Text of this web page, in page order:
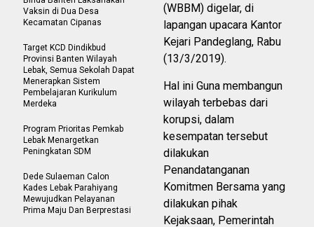
(WBBM) digelar, di
lapangan upacara Kantor
Kejari Pandeglang, Rabu
(13/3/2019).
Hal ini Guna membangun
wilayah terbebas dari
korupsi, dalam
kesempatan tersebut
dilakukan
Penandatanganan
Komitmen Bersama yang
dilakukan pihak
Kejaksaan, Pemerintah
Vaksin di Dua Desa
Kecamatan Cipanas
Target KCD Dindikbud
Provinsi Banten Wilayah
Lebak, Semua Sekolah Dapat
Menerapkan Sistem
Pembelajaran Kurikulum
Merdeka
Program Prioritas Pemkab
Lebak Menargetkan
Peningkatan SDM
Dede Sulaeman Calon
Kades Lebak Parahiyang
Mewujudkan Pelayanan
Prima Maju Dan Berprestasi